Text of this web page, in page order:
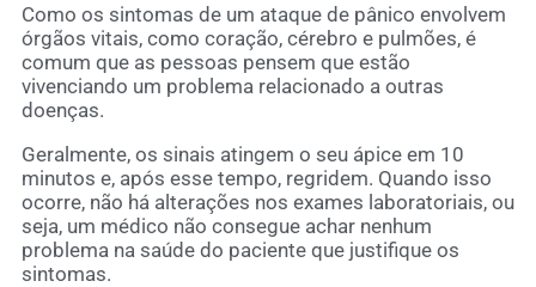
Como os sintomas de um ataque de pânico envolvem
órgãos vitais, como coração, cérebro e pulmões, é
comum que as pessoas pensem que estão
vivenciando um problema relacionado a outras
doenças.
Geralmente, os sinais atingem o seu ápice em 10
minutos e, após esse tempo, regridem. Quando isso
ocorre, não há alterações nos exames laboratoriais, ou
seja, um médico não consegue achar nenhum
problema na saúde do paciente que justifique os
sintomas.